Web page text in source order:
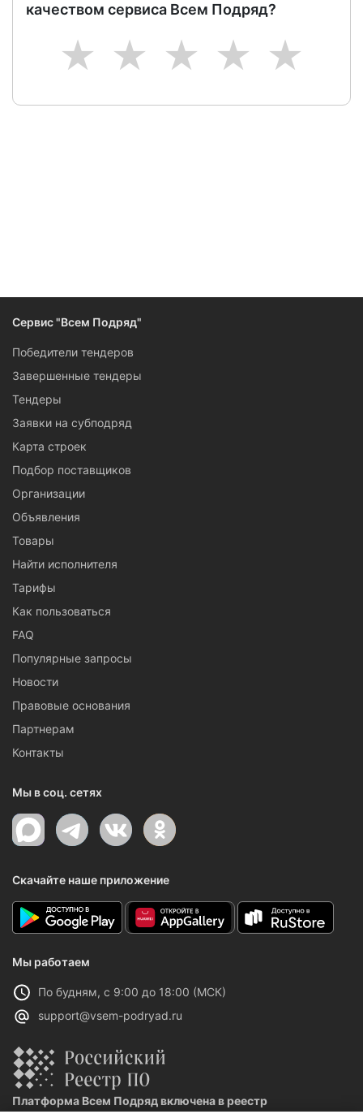
качеством сервиса Всем Подряд?
5
4
3
2
1
Сервис "Всем Подряд"
Победители тендеров
Завершенные тендеры
Тендеры
Заявки на субподряд
Карта строек
Подбор поставщиков
Организации
Объявления
Товары
Найти исполнителя
Тарифы
Как пользоваться
FAQ
Популярные запросы
Новости
Правовые основания
Партнерам
Контакты
Мы в соц. сетях
Скачайте наше приложение
Мы работаем
По будням, с 9:00 до 18:00 (МСК)
support@vsem-podryad.ru
Платформа Всем Подряд включена в реестр